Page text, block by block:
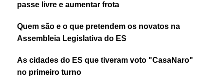
passe livre e aumentar frota
Quem são e o que pretendem os novatos na
Assembleia Legislativa do ES
As cidades do ES que tiveram voto "CasaNaro"
no primeiro turno